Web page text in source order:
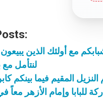
لنتأمل
المقيم فيما بينكم
للبابا وإمام الأزهر معاً